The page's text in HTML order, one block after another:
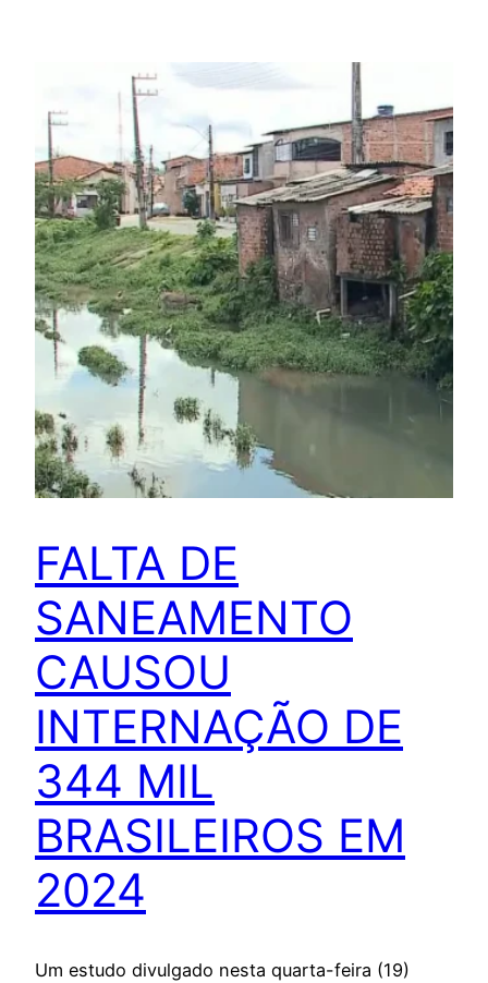
FALTA DE
SANEAMENTO
CAUSOU
INTERNAÇÃO DE
344 MIL
BRASILEIROS EM
2024
Um estudo divulgado nesta quarta-feira (19)